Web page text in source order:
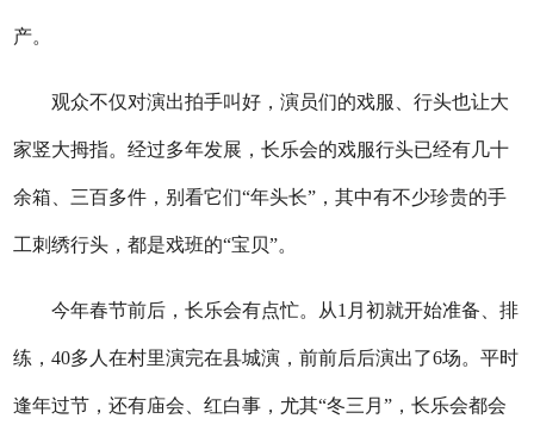
产。
观众不仅对演出拍手叫好，演员们的戏服、行头也让大
家竖大拇指。经过多年发展，长乐会的戏服行头已经有几十
余箱、三百多件，别看它们“年头长”，其中有不少珍贵的手
工刺绣行头，都是戏班的“宝贝”。
今年春节前后，长乐会有点忙。从1月初就开始准备、排
练，40多人在村里演完在县城演，前前后后演出了6场。平时
逢年过节，还有庙会、红白事，尤其“冬三月”，长乐会都会